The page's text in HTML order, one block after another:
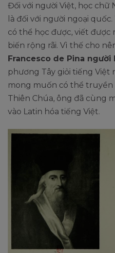
Đối với người Việt, học chữ
là đối với người ngoại
có thể học được, viết
biến rộng rãi. Vì thế cho
Francesco de Pina người
phương Tây giỏi tiếng Việt
mong muốn có thể truyền
Thiên Chúa, ông đã cùng
vào Latin hóa tiếng Việt.